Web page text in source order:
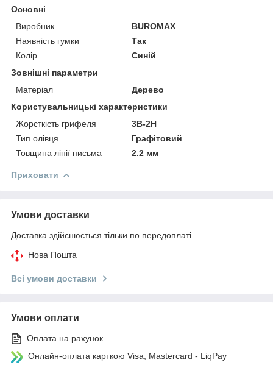
Основні
Виробник
BUROMAX
Наявність гумки
Так
Колір
Синій
Зовнішні параметри
Матеріал
Дерево
Користувальницькі характеристики
Жорсткість грифеля
3B-2H
Тип олівця
Графітовий
Товщина лінії письма
2.2 мм
Приховати
Умови доставки
Доставка здійснюється тільки по передоплаті.
Нова Пошта
Всі умови доставки
Умови оплати
Оплата на рахунок
Онлайн-оплата карткою Visa, Mastercard - LiqPay